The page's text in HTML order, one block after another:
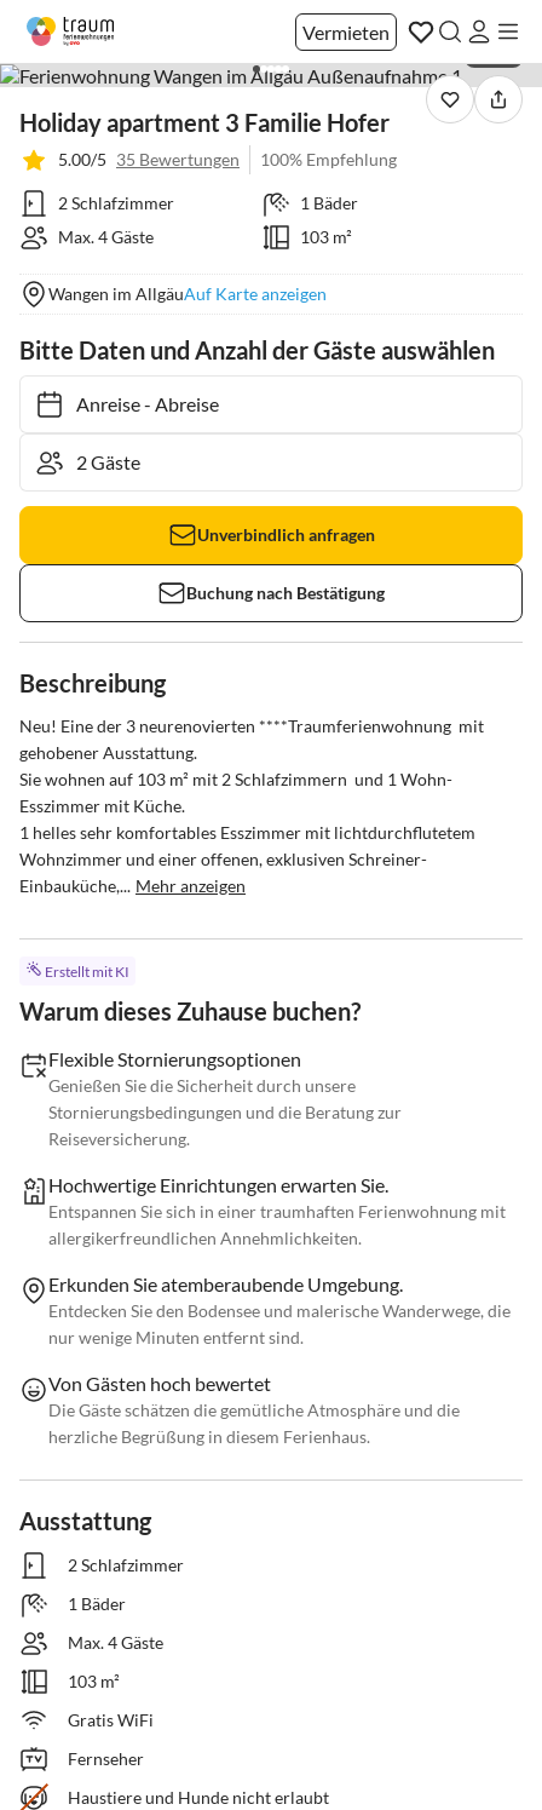
Vermieten
Holiday apartment 3 Familie Hofer
5.00/5 35 Bewertungen 100% Empfehlung
2 Schlafzimmer
1 Bäder
Max. 4 Gäste
103 m²
Wangen im AllgäuAuf Karte anzeigen
Bitte Daten und Anzahl der Gäste auswählen
Anreise- Abreise
Unverbindlich anfragen
Buchung nach Bestätigung
Beschreibung
Neu! Eine der 3 neurenovierten ****Traumferienwohnung  mit
gehobener Ausstattung.
Sie wohnen auf 103 m² mit 2 Schlafzimmern  und 1 Wohn-
Esszimmer mit Küche.
1 helles sehr komfortables Esszimmer mit lichtdurchflutetem
Wohnzimmer und einer offenen, exklusiven Schreiner-
Einbauküche,... Mehr anzeigen
Erstellt mit KI
Warum dieses Zuhause buchen?
Flexible Stornierungsoptionen
Genießen Sie die Sicherheit durch unsere
Stornierungsbedingungen und die Beratung zur
Reiseversicherung.
Hochwertige Einrichtungen erwarten Sie.
Entspannen Sie sich in einer traumhaften Ferienwohnung mit
allergikerfreundlichen Annehmlichkeiten.
Erkunden Sie atemberaubende Umgebung.
Entdecken Sie den Bodensee und malerische Wanderwege, die
nur wenige Minuten entfernt sind.
Von Gästen hoch bewertet
Die Gäste schätzen die gemütliche Atmosphäre und die
herzliche Begrüßung in diesem Ferienhaus.
Ausstattung
2 Schlafzimmer
1 Bäder
Max. 4 Gäste
103 m²
Gratis WiFi
Fernseher
Haustiere und Hunde nicht erlaubt